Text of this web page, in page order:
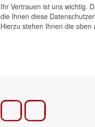
Ihr Vertrauen ist uns wichtig.
die Ihnen diese
Hierzu stehen Ihnen die